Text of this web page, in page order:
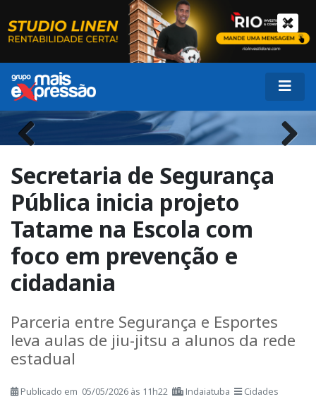
Previous
Secretaria de Segurança
Pública inicia projeto
Tatame na Escola com
foco em prevenção e
cidadania
Parceria entre Segurança e Esportes
leva aulas de jiu-jitsu a alunos da rede
estadual